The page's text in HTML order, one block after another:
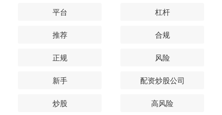
平台 杠杆
推荐 合规
正规 风险
新手 配资炒股公司
炒股 高风险